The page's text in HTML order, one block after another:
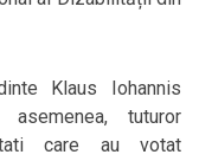
Klaus Iohannis
tuturor
care au votat